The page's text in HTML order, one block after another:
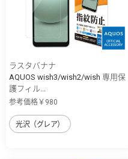
ラスタバナナ
AQUOS wish3/wish2/wish 専用保
護フィル...
参考価格￥980
光沢（グレア）